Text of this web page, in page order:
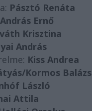
Pásztó Renáta
Ernő
Krisztina
András
Kiss Andrea
Kormos Balázs
László
Attila